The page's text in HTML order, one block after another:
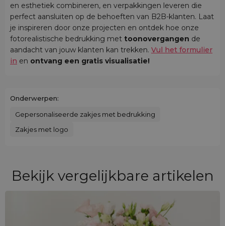
en esthetiek combineren, en verpakkingen leveren die
perfect aansluiten op de behoeften van B2B-klanten. Laat
je inspireren door onze projecten en ontdek hoe onze
fotorealistische bedrukking met toonovergangen de
aandacht van jouw klanten kan trekken. Vul het formulier
in en ontvang een gratis visualisatie!
Onderwerpen:
Gepersonaliseerde zakjes met bedrukking
Zakjes met logo
Bekijk vergelijkbare artikelen